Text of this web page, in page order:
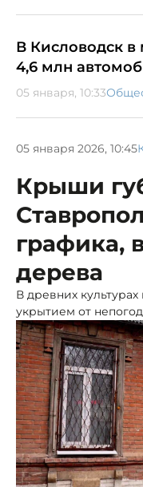
В Кисловодск
4,6 млн
05 января, 10:33
05 января 2026, 10:45
Крыши
графика,
дерева
В древних
укрытием от